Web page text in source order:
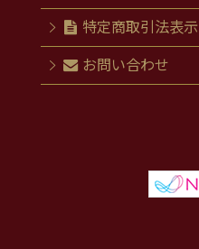
特定商取引法表示
お問い合わせ